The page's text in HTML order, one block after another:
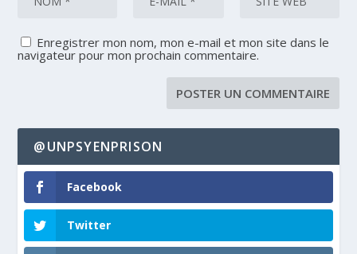
Enregistrer mon nom, mon e-mail et mon site dans le
navigateur pour mon prochain commentaire.
@UNPSYENPRISON
Facebook
Twitter